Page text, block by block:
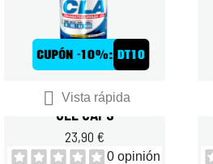
 Vista rápida
QUAMTRAX PURE CLA 180
GEL CAPS
23,90 €
0 opinión